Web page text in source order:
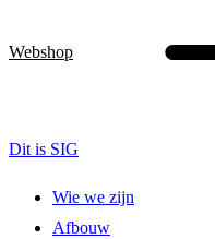
Webshop
Dit is SIG
Wie we zijn
Afbouw